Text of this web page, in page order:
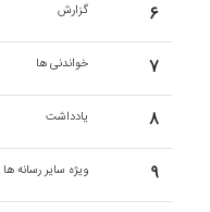
۶ گزارش
۷ خواندنی ها
۸ یادداشت
۹ ویژه سایر رسانه ها